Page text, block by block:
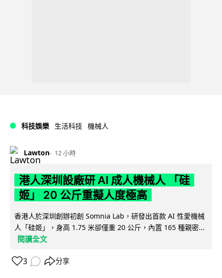
科技娛樂 生活科技 機械人
Lawton 12 小時
港人深圳設廠研 AI 成人機械人 「硅
姬」 20 公斤重擬人度極高
香港人於深圳創辦初創 Somnia Lab，研發出首款 AI 性愛機械
人「硅姬」，身高 1.75 米卻僅重 20 公斤，內置 165 種親密...
閱讀全文
3 分享